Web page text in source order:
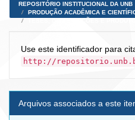
REPOSITÓRIO INSTITUCIONAL DA UNB
PRODUÇÃO ACADÊMICA E
Use este identificador para
http://
Arquivos associados a este